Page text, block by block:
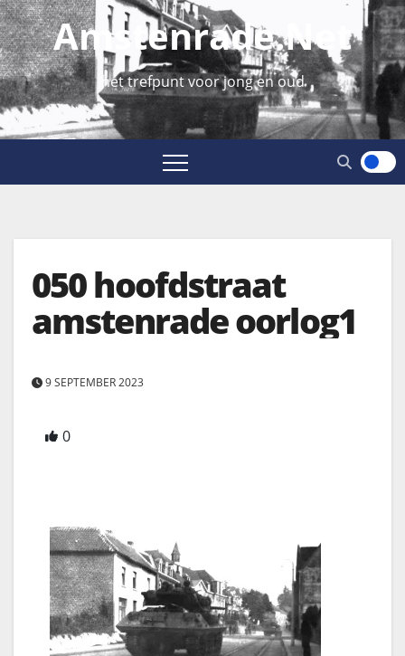
Amstenrade.net
hét trefpunt voor jong en oud
050 hoofdstraat
amstenrade oorlog1
9 SEPTEMBER 2023
0